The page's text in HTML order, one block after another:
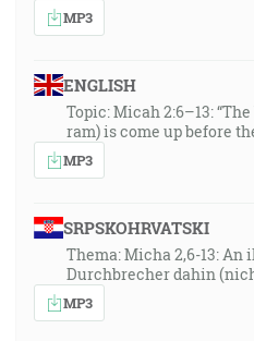
MP3
ENGLISH
Topic: Micah 2:6–13:
ram) is come up before
MP3
SRPSKOHRVATSKI
Thema: Micha 2,6-13:
Durchbrecher dahin
MP3